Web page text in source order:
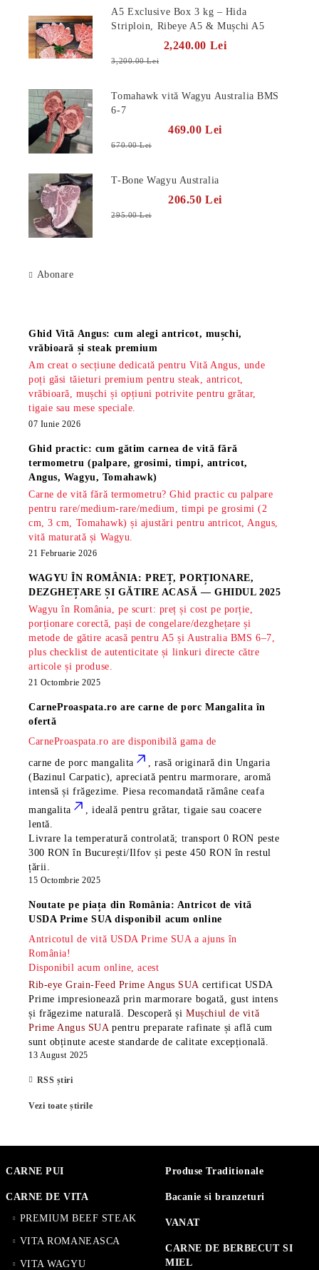
A5 Exclusive Box 3 kg – Hida
Striploin, Ribeye A5 & Mușchi A5
2,240.00 Lei
3,200.00 Lei
Tomahawk vită Wagyu Australia BMS
6-7
469.00 Lei
670.00 Lei
T-Bone Wagyu Australia
206.50 Lei
295.00 Lei
Abonare
Ghid Vită Angus: cum alegi antricot, mușchi,
vrăbioară și steak premium
Am creat o secțiune dedicată pentru Vită Angus, unde
poți găsi tăieturi premium pentru steak, antricot,
vrăbioară, mușchi și opțiuni potrivite pentru grătar,
tigaie sau mese speciale.
07 Iunie 2026
Ghid practic: cum gătim carnea de vită fără
termometru (palpare, grosimi, timpi, antricot,
Angus, Wagyu, Tomahawk)
Carne de vită fără termometru? Ghid practic cu palpare
pentru rare/medium-rare/medium, timpi pe grosimi (2
cm, 3 cm, Tomahawk) și ajustări pentru antricot, Angus,
vită maturată și Wagyu.
21 Februarie 2026
WAGYU ÎN ROMÂNIA: PREȚ, PORȚIONARE,
DEZGHEȚARE ȘI GĂTIRE ACASĂ — GHIDUL 2025
Wagyu în România, pe scurt: preț și cost pe porție,
porționare corectă, pași de congelare/dezghețare și
metode de gătire acasă pentru A5 și Australia BMS 6–7,
plus checklist de autenticitate și linkuri directe către
articole și produse.
21 Octombrie 2025
CarneProaspata.ro arecarne de porc Mangalita în
ofertă
CarneProaspata.ro are disponibilă gama de
carne de porc mangalita
, rasă originară din Ungaria
(Bazinul Carpatic), apreciată pentru marmorare, aromă
intensă și frăgezime. Piesa recomandată rămâneceafa
mangalita
, ideală pentru grătar, tigaie sau coacere
lentă.
Livrare la temperatură controlată; transport 0 RON peste
300 RON în București/Ilfov și peste 450 RON în restul
țării.
15 Octombrie 2025
Noutate pe piața din România: Antricot de vită
USDA Prime SUA disponibil acum online
Antricotul de vită USDA Prime SUA a ajuns în
România!
Disponibil acum online, acest
Rib-eye Grain-Feed Prime Angus SUA certificat USDA
Prime impresionează prin marmorare bogată, gust intens
și frăgezime naturală. Descoperă șiMușchiul de vită
Prime Angus SUA pentru preparate rafinate și află cum
sunt obținute aceste standarde de calitate excepțională.
13 August 2025
RSS știri
Vezi toate știrile
CARNE PUI
CARNE DE VITA
PREMIUM BEEF STEAK
VITA ROMANEASCA
VITA WAGYU
Produse Traditionale
Bacanie si branzeturi
VANAT
CARNE DE BERBECUT SI
MIEL